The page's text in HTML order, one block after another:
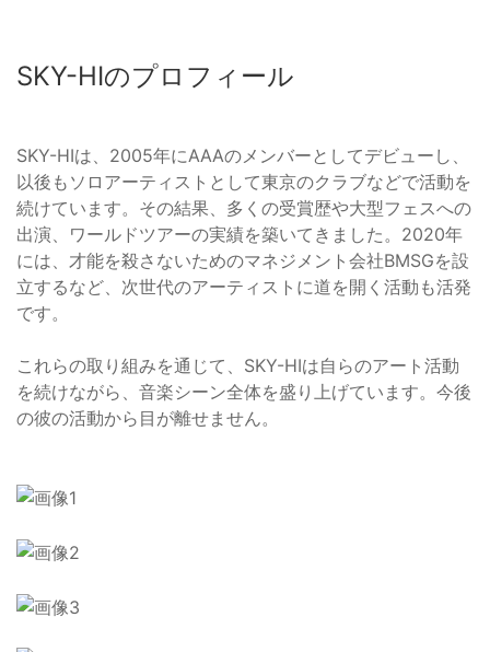
SKY-HIのプロフィール
SKY-HIは、2005年にAAAのメンバーとしてデビューし、
以後もソロアーティストとして東京のクラブなどで活動を
続けています。その結果、多くの受賞歴や大型フェスへの
出演、ワールドツアーの実績を築いてきました。2020年
には、才能を殺さないためのマネジメント会社BMSGを設
立するなど、次世代のアーティストに道を開く活動も活発
です。
これらの取り組みを通じて、SKY-HIは自らのアート活動
を続けながら、音楽シーン全体を盛り上げています。今後
の彼の活動から目が離せません。